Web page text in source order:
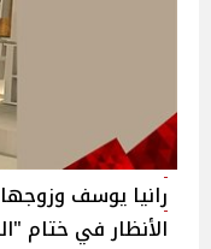
رانيا يوسف
الأنظار في ختام